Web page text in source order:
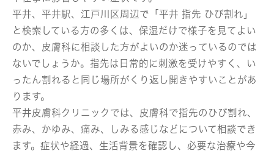
平井、平井駅、江戸川区周辺で「平井 指先 ひび割れ」
と検索している方の多くは、保湿だけで様子を見てよい
のか、皮膚科に相談した方がよいのか迷っているのでは
ないでしょうか。指先は日常的に刺激を受けやすく、い
ったん割れると同じ場所がくり返し開きやすいことがあ
ります。
平井皮膚科クリニックでは、皮膚科で指先のひび割れ、
赤み、かゆみ、痛み、しみる感じなどについて相談でき
ます。症状や経過、生活背景を確認し、必要な治療や今